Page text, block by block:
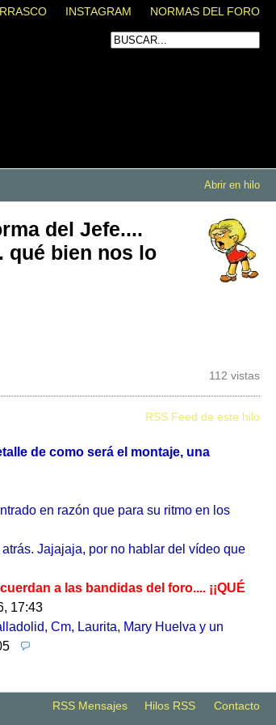
INSTAGRAM NORMAS DEL FORO
Abrir en hilo
del Jefe....
qué bien nos lo
112 vistas
RSS Feed de este hilo
de como será el montaje, una
en razón que para su ritmo en los
Jajajaja, por no hablar del vídeo que
a las bandidas del foro.... ¡¡QUÉ
17:43
Cm, Laurita, Mary Huelva y un
RSS Mensajes Hilos RSS Contacto